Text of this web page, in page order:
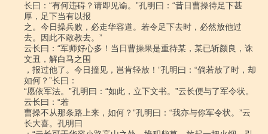
长曰：“有何违碍？请即见谕。”孔明曰：“昔日曹操待足下甚
厚，足下当有以报
之。今日操兵败，必走华容道。若令足下去时，必然放他过
去。因此不敢教去。”
云长曰：“军师好心多！当日曹操果是重待某，某已斩颜良，诛
文丑，解白马之围
，报过他了。今日撞见，岂肯轻放！”孔明曰：“倘若放了时，却
如何？”长曰：
“愿依军法。”孔明曰：“如此，立下文书。”云长便与了军令状。
云长曰：“若
曹操不从那条路上来，如何？”孔明曰：“我亦与你军令状。”云
长大喜。孔明曰